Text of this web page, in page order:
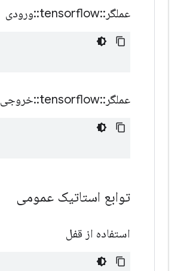
عملگر ::
tensorflow
::ورودی
عملگر ::
tensorflow
::خروجی
توابع استاتیک عمومی
استفاده از قفل